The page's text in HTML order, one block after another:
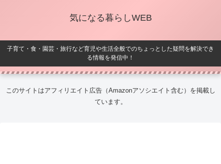
気になる暮らしWEB
子育て・食・園芸・旅行など育児や生活全般でのちょっとした疑問を解決でき
る情報を発信中！
このサイトはアフィリエイト広告（Amazonアソシエイト含む）を掲載し
ています。